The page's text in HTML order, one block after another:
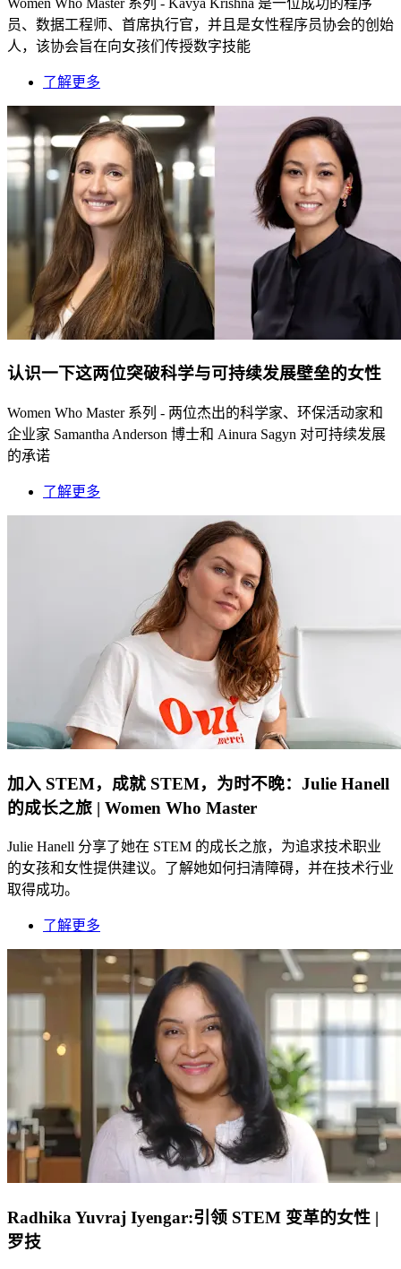
员、数据工程师、首席执行官，并且是女性程序员协会的创始
人，该协会旨在向女孩们传授数字技能
了解更多
认识一下这两位突破科学与可持续发展壁垒的女性
Women Who Master 系列 - 两位杰出的科学家、环保活动家和
企业家 Samantha Anderson 博士和 Ainura Sagyn 对可持续发展
的承诺
了解更多
加入 STEM，成就 STEM，为时不晚：Julie Hanell
的成长之旅 | Women Who Master
Julie Hanell 分享了她在 STEM 的成长之旅，为追求技术职业
的女孩和女性提供建议。了解她如何扫清障碍，并在技术行业
取得成功。
了解更多
Radhika Yuvraj Iyengar:引领 STEM 变革的女性 |
罗技